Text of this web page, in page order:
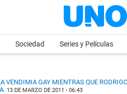
Sociedad Series y Películas
GAY MIENTRAS QUE
13 DE MARZO DE 2011 - 06:43